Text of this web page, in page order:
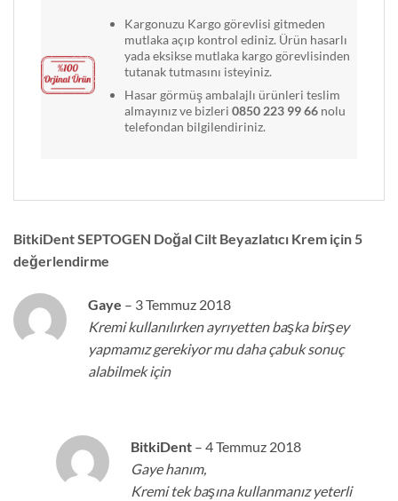
Kargonuzu Kargo görevlisi gitmeden
mutlaka açıp kontrol ediniz. Ürün hasarlı
yada eksikse mutlaka kargo görevlisinden
tutanak tutmasını isteyiniz.
Hasar görmüş ambalajlı ürünleri teslim
almayınız ve bizleri 0850 223 99 66nolu
telefondan bilgilendiriniz.
BitkiDent SEPTOGEN Doğal Cilt Beyazlatıcı Krem için 5
değerlendirme
Gaye – 3 Temmuz 2018
Kremi kullanılırken ayrıyetten başka birşey
yapmamız gerekiyor mu daha çabuk sonuç
alabilmek için
BitkiDent – 4 Temmuz 2018
Gaye hanım,
Kremi tek başına kullanmanız yeterli